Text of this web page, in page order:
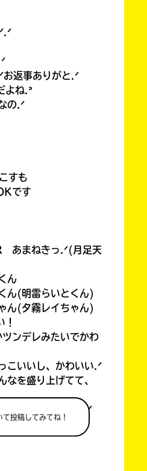
て投稿してみてね！
お返事ありがと.ᐟ
よね.ᐣ
の.ᐟ
すも
です
まねきっ.ᐟ(月足天
ん
(明雷らいとくん)
(夕霧レイちゃん)
！
ンデレみたいでかわ
いいし、かわいい.ᐟ
を盛り上げてて、
いし、かわいい.ᐟ